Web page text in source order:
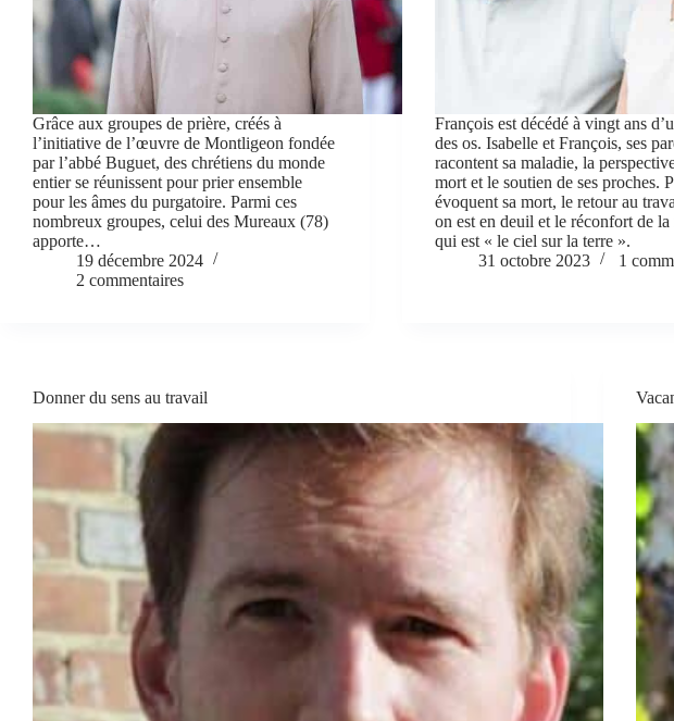
Grâce aux groupes de prière, créés à
l’initiative de l’œuvre de Montligeon fondée
par l’abbé Buguet, des chrétiens du monde
entier se réunissent pour prier ensemble
pour les âmes du purgatoire. Parmi ces
nombreux groupes, celui des Mureaux (78)
apporte…
19 décembre 2024
2 commentaires
François est décédé à vingt ans
des os. Isabelle et François, ses
racontent sa maladie, la
mort et le soutien de ses proches.
évoquent sa mort, le retour au
on est en deuil et le réconfort de la
qui est « le ciel sur la terre ».
31 octobre 2023
1
Donner du sens au travail